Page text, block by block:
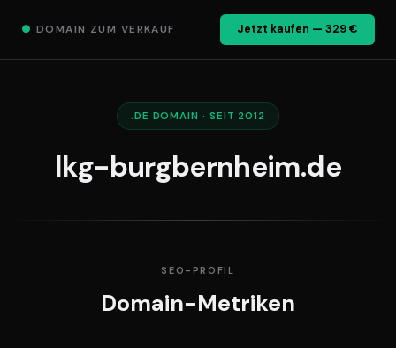
● DOMAIN ZUM VERKAUF Jetzt kaufen — 329 €
.DE DOMAIN · SEIT 2012
lkg-burgbernheim.de
SEO-PROFIL
Domain-Metriken